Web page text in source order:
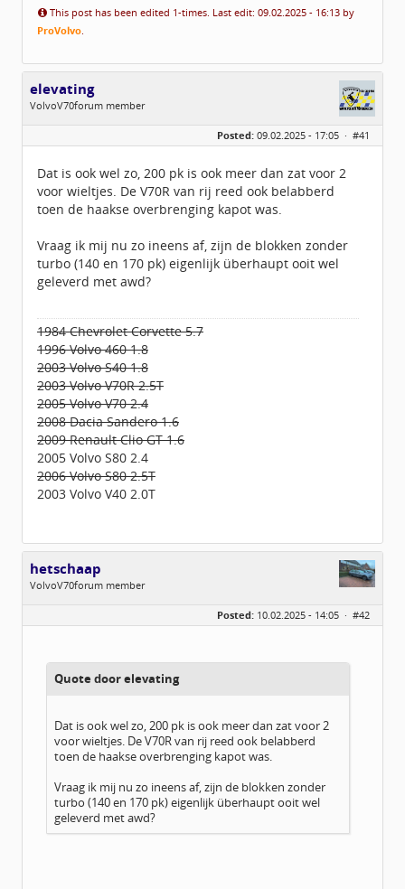
This post has been edited 1-times. Last edit: 09.02.2025 - 16:13 by
ProVolvo.
elevating
VolvoV70forum member
Geslacht:
n/a
Berichten:
724
Posted: 09.02.2025 - 17:05 · #41
Dat is ook wel zo, 200 pk is ook meer dan zat voor 2
voor wieltjes. De V70R van rij reed ook belabberd
toen de haakse overbrenging kapot was.
Vraag ik mij nu zo ineens af, zijn de blokken zonder
turbo (140 en 170 pk) eigenlijk überhaupt ooit wel
geleverd met awd?
1984 Chevrolet Corvette 5.7
1996 Volvo 460 1.8
2003 Volvo S40 1.8
2003 Volvo V70R 2.5T
2005 Volvo V70 2.4
2008 Dacia Sandero 1.6
2009 Renault Clio GT 1.6
2005 Volvo S80 2.4
2006 Volvo S80 2.5T
2003 Volvo V40 2.0T
hetschaap
VolvoV70forum member
Leeftijd:
105
Posted: 10.02.2025 - 14:05 · #42
Quote door elevating
Dat is ook wel zo, 200 pk is ook meer dan zat voor 2
voor wieltjes. De V70R van rij reed ook belabberd
toen de haakse overbrenging kapot was.
Vraag ik mij nu zo ineens af, zijn de blokken zonder
turbo (140 en 170 pk) eigenlijk überhaupt ooit wel
geleverd met awd?